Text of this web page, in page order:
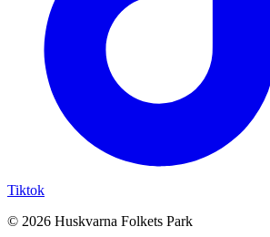
Tiktok
© 2026 Huskvarna Folkets Park